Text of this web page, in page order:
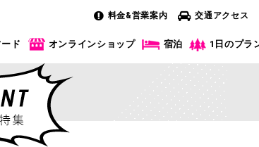
料金&営業案内 交通アクセス
ド オンラインショップ 宿泊 1日のプラ